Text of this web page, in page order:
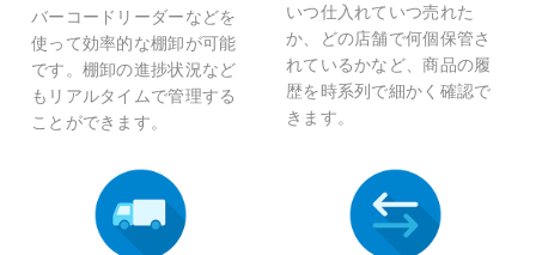
バーコードリーダーなどを
使って効率的な棚卸が可能
です。棚卸の進捗状況など
もリアルタイムで管理する
ことができます。
いつ仕入れていつ売れた
か、どの店舗で何個保管さ
れているかなど、商品の履
歴を時系列で細かく確認で
きます。